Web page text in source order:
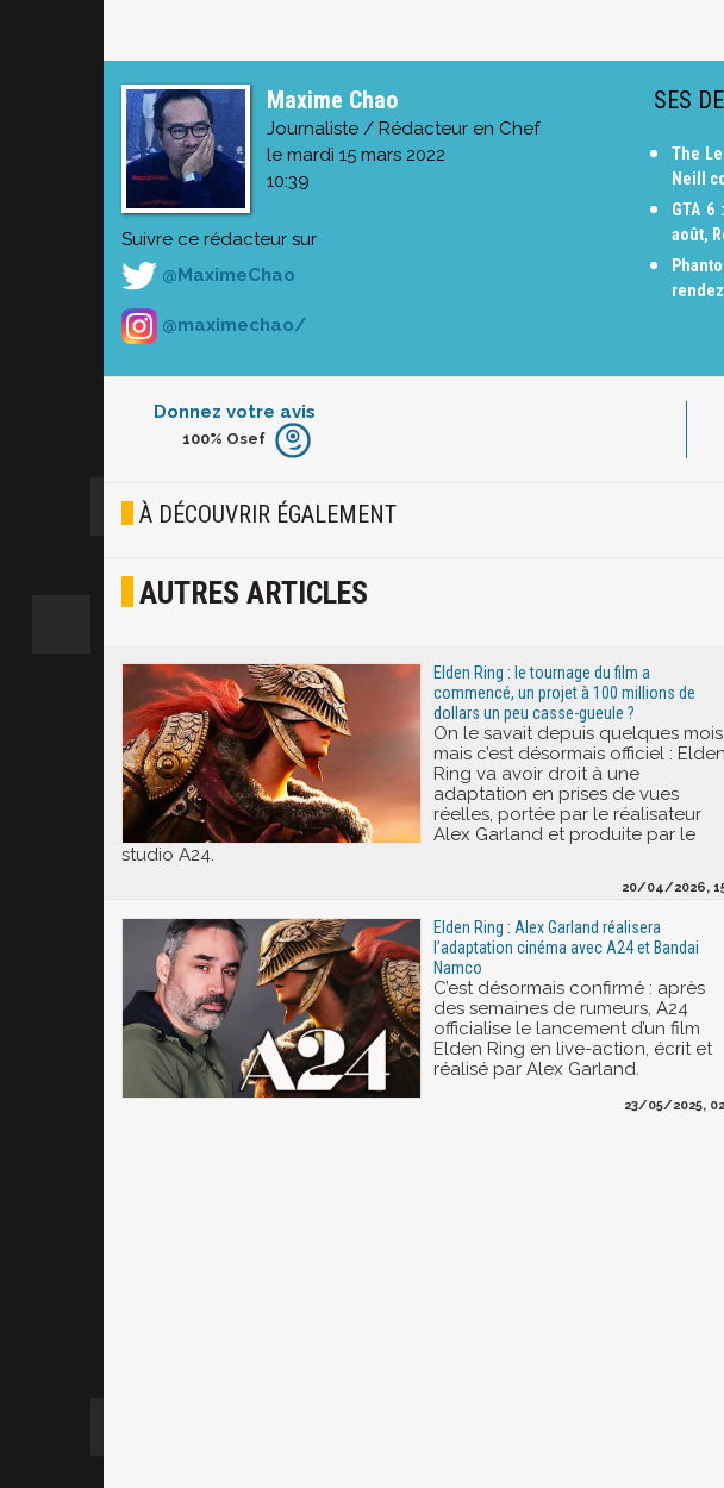
Maxime Chao
Journaliste / Rédacteur en Chef
le mardi 15 mars 2022
10:39
Suivre ce rédacteur sur
@MaximeChao
@maximechao/
SES
The
Neill
GTA
août,
Donnez votre avis
Furieux
Joyeux
100% Osef
À DÉCOUVRIR ÉGALEMENT
AUTRES ARTICLES
Elden Ring : le tournage du film a
commencé, un projet à 100 millions de
dollars un peu casse-gueule ?
On le savait depuis quelques mois,
mais c’est désormais officiel : Elden
Ring va avoir droit à une
adaptation en prises de vues
réelles, portée par le réalisateur
Alex Garland et produite par le
studio A24.
20/04/2026,
Elden Ring : Alex Garland réalisera
l’adaptation cinéma avec A24 et Bandai
Namco
C’est désormais confirmé : après
des semaines de rumeurs, A24
officialise le lancement d’un film
Elden Ring en live-action, écrit et
réalisé par Alex Garland.
23/05/2025,